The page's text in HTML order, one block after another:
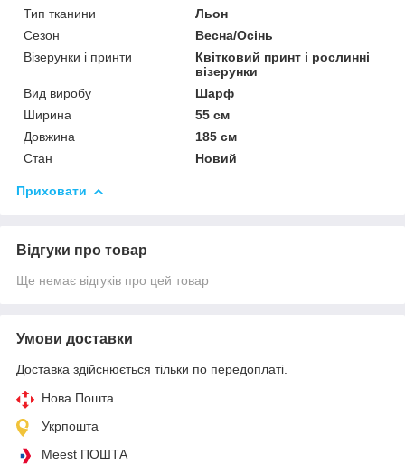
Тип тканини
Льон
Сезон
Весна/Осінь
Візерунки і принти
Квітковий принт і рослинні
візерунки
Вид виробу
Шарф
Ширина
55 см
Довжина
185 см
Стан
Новий
Приховати
Відгуки про товар
Ще немає відгуків про цей товар
Умови доставки
Доставка здійснюється тільки по передоплаті.
Нова Пошта
Укрпошта
Meest ПОШТА